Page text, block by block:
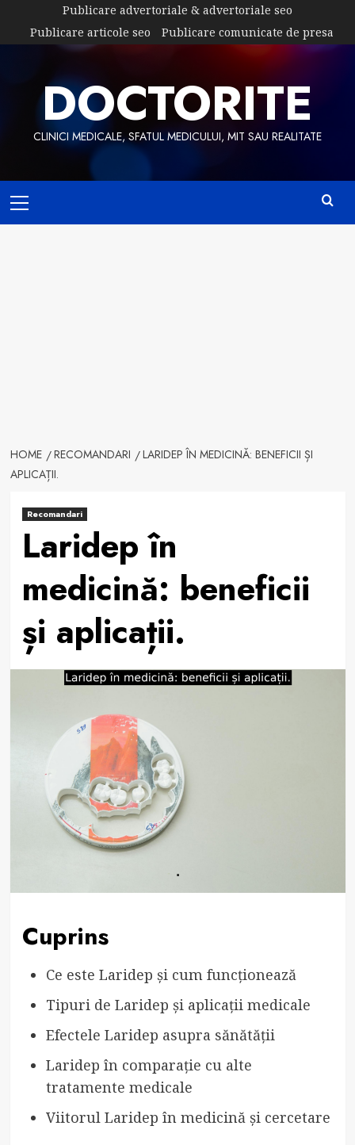
content
Publicare advertoriale & advertoriale seo
Publicare articole seo
Publicare comunicate de presa
DOCTORITE
CLINICI MEDICALE, SFATUL MEDICULUI, MIT SAU REALITATE
Menu
HOME RECOMANDARI
LARIDEP ÎN MEDICINĂ: BENEFICII ȘI
APLICAȚII.
Recomandari
Laridep în
medicină: beneficii
și aplicații.
Cuprins
Ce este Laridep și cum funcționează
Tipuri de Laridep și aplicații medicale
Efectele Laridep asupra sănătății
Laridep în comparație cu alte
tratamente medicale
Viitorul Laridep în medicină și cercetare